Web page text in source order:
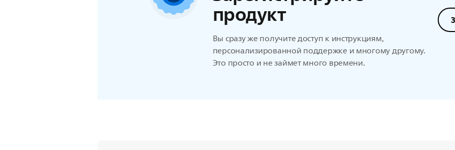
продукт
Вы сразу же получите доступ к инструкциям,
персонализированной поддержке и многому другому.
Это просто и не займет много времени.